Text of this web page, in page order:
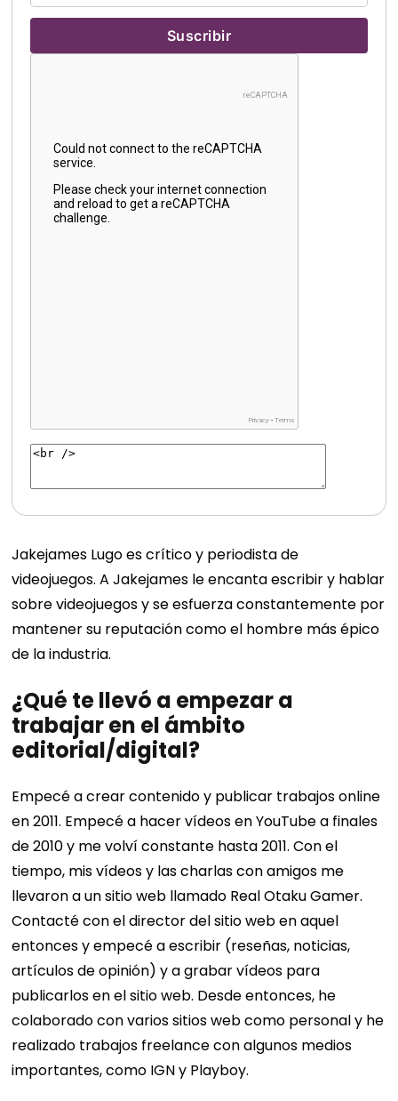
Jakejames Lugo es crítico y periodista de
videojuegos. A Jakejames le encanta escribir y hablar
sobre videojuegos y se esfuerza constantemente por
mantener su reputación como el hombre más épico
de la industria.
¿Qué te llevó a empezar a
trabajar en el ámbito
editorial/digital?
Empecé a crear contenido y publicar trabajos online
en 2011. Empecé a hacer vídeos en YouTube a finales
de 2010 y me volví constante hasta 2011. Con el
tiempo, mis vídeos y las charlas con amigos me
llevaron a un sitio web llamado Real Otaku Gamer.
Contacté con el director del sitio web en aquel
entonces y empecé a escribir (reseñas, noticias,
artículos de opinión) y a grabar vídeos para
publicarlos en el sitio web. Desde entonces, he
colaborado con varios sitios web como personal y he
realizado trabajos freelance con algunos medios
importantes, como IGN y Playboy.